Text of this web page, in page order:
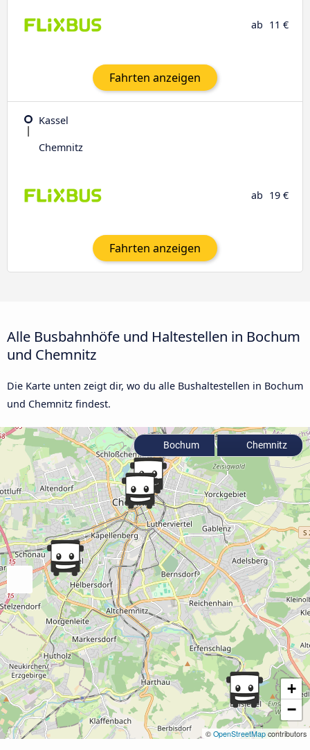
ab 11 €
Fahrten anzeigen
Kassel
Chemnitz
ab 19 €
Fahrten anzeigen
Alle Busbahnhöfe und Haltestellen in Bochum
und Chemnitz
Die Karte unten zeigt dir, wo du alle Bushaltestellen in Bochum
und Chemnitz findest.
+
−
© OpenStreetMap contributors
Bochum Chemnitz